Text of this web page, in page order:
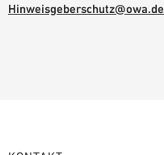
Hinweisgeberschutz@owa.de